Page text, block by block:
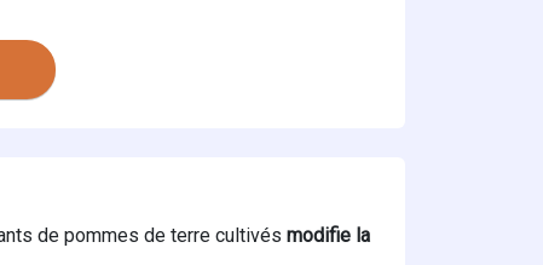
de pommes de terre cultivés modifie la